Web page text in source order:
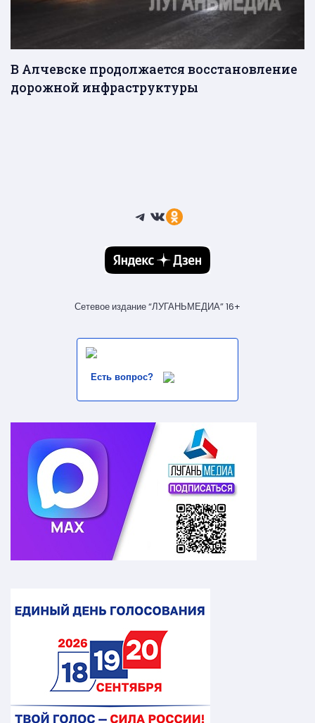
В Алчевске продолжается восстановление
дорожной инфраструктуры
Telegram
ВКонтакте
Ссылка
Сетевое издание “ЛУГАНЬМЕДИА” 16+
Есть вопрос?